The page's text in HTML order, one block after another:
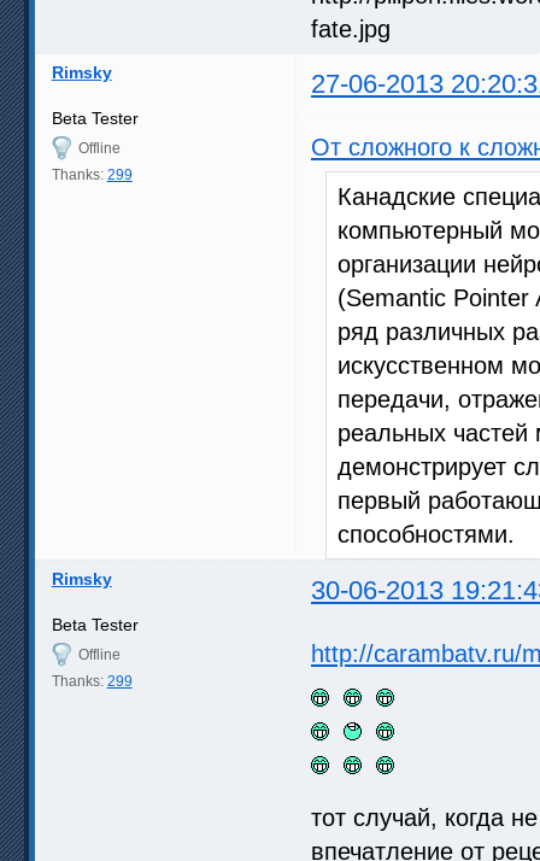
Rimsky 27-06-2013
Beta Tester
Offline
Thanks: 299
От сложного к
Канадские
компьютерный
организации
(Semantic Pointer
ряд различных
искусственном
передачи,
реальных частей
демонстрирует
первый
способностями.
Rimsky 30-06-2013
Beta Tester
Offline
Thanks: 299
http://carambatv.ru/
тот случай, когда
впечатление от